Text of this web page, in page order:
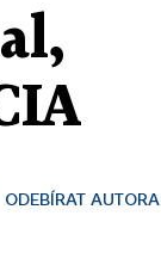
ODEBÍRAT AUTORA